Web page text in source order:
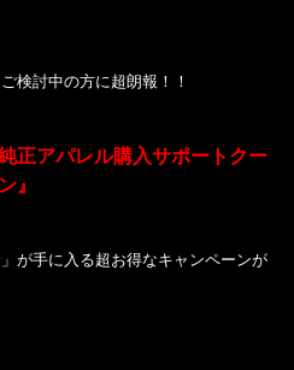
検討中の方に超朗報！！
正アパレル購入サポートクー
』
が手に入る超お得なキャンペーンが